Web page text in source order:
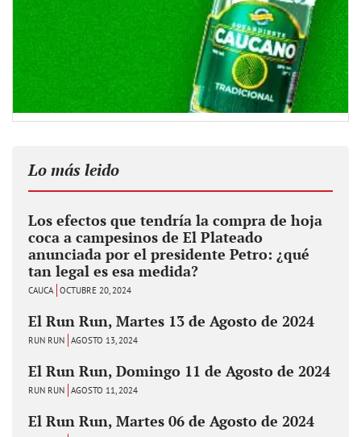
Lo más leido
Los efectos que tendría la compra de hoja
coca a campesinos de El Plateado
anunciada por el presidente Petro: ¿qué
tan legal es esa medida?
CAUCA OCTUBRE 20, 2024
El Run Run, Martes 13 de Agosto de 2024
RUN RUN AGOSTO 13, 2024
El Run Run, Domingo 11 de Agosto de 2024
RUN RUN AGOSTO 11, 2024
El Run Run, Martes 06 de Agosto de 2024